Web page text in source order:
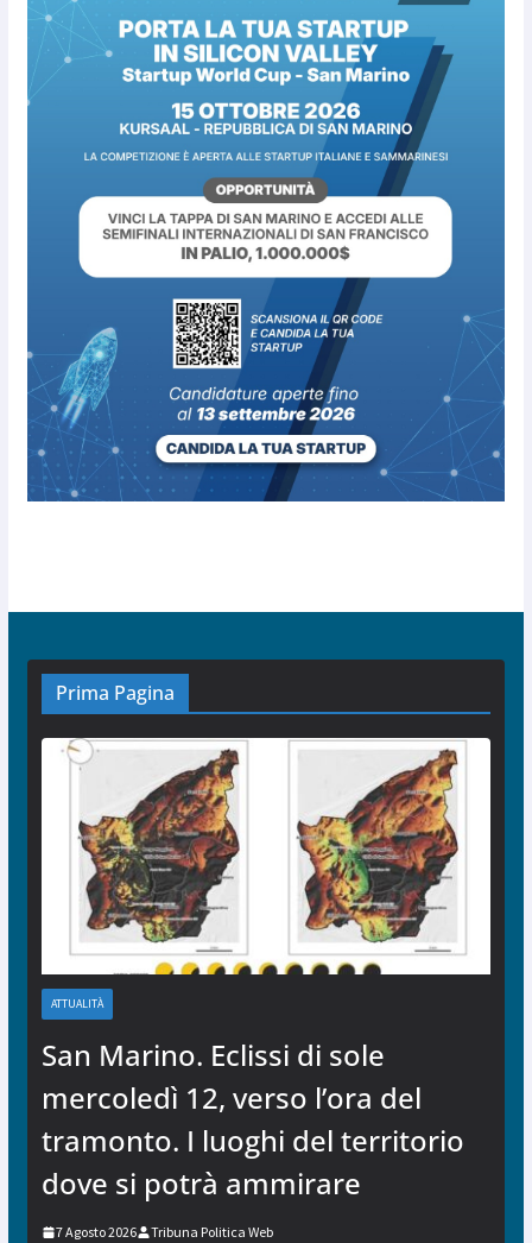
Prima Pagina
ATTUALITÀ
San Marino. Eclissi di sole
mercoledì 12, verso l’ora del
tramonto. I luoghi del territorio
dove si potrà ammirare
7 Agosto 2026 Tribuna Politica Web